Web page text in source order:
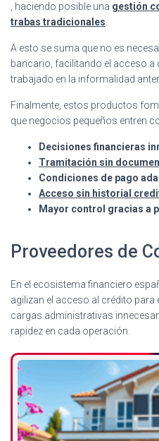
, haciendo posible una gestión
trabas tradicionales.
A esto se suma que no es
bancario, facilitando el acceso a
trabajado en la informalidad
Finalmente, estos productos
que negocios pequeños entren
Decisiones financieras
Tramitación sin
Condiciones de pago
Acceso sin historial
Mayor control gracias a
Proveedores de
En el ecosistema financiero
agilizan el acceso al crédito
cargas administrativas
rapidez en cada operación.